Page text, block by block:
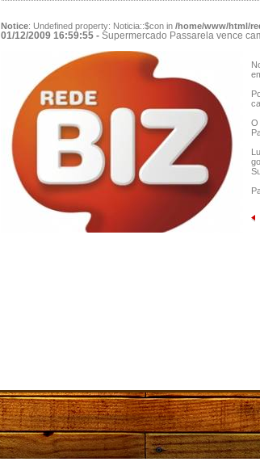
Notice: Undefined property: Noticia::$con in /home/www/html/
01/12/2009 16:59:55 - Supermercado Passarela vence
O